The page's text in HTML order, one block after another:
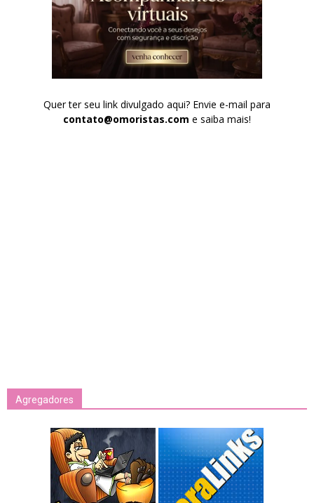
Quer ter seu link divulgado aqui? Envie e-mail para
contato@omoristas.com e saiba mais!
Agregadores